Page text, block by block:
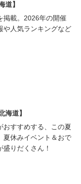
道】
掲載。2026年の開催
や人気ランキングなど
海道】
おすすめする、この夏
夏休みイベント＆おで
りだくさん！